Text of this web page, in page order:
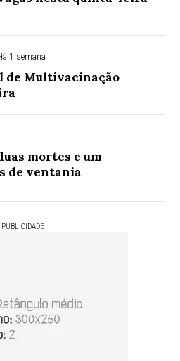
1 semana
de Multivacinação
mortes e um
de ventania
PUBLICIDADE